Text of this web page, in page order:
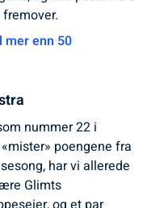
mer enn 50
nummer 22 i
poengene fra
har vi allerede
Glimts